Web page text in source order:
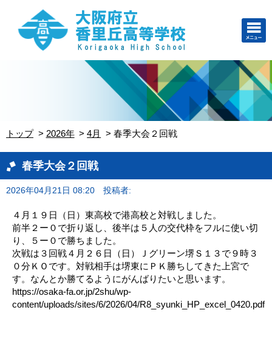
トップ 2026年 4月 春季大会２回戦
春季大会２回戦
2026年04月21日 08:20 投稿者:
４月１９日（日）東高校で港高校と対戦しました。
前半２ー０で折り返し、後半は５人の交代枠をフルに使い切
り、５ー０で勝ちました。
次戦は３回戦４月２６日（日）Ｊグリーン堺Ｓ１３で９時３
０分ＫＯです。対戦相手は堺東にＰＫ勝ちしてきた上宮で
す。なんとか勝てるようにがんばりたいと思います。
https://osaka-fa.or.jp/2shu/wp-
content/uploads/sites/6/2026/04/R8_syunki_HP_excel_0420.pdf